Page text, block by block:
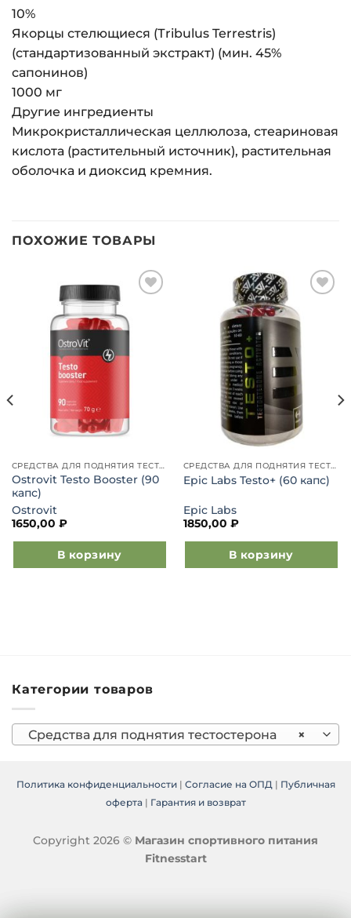
10%
Якорцы стелющиеся (Тribulus Terrestris)
(стандартизованный экстракт) (мин. 45%
сапонинов)
1000 мг
Другие ингредиенты
Микрокристаллическая целлюлоза, стеариновая
кислота (растительный источник), растительная
оболочка и диоксид кремния.
ПОХОЖИЕ ТОВАРЫ
Добавить
в список
желаний
СРЕДСТВА ДЛЯ ПОДНЯТИЯ ТЕСТОСТЕРОНА
Ostrovit Testo Booster (90
капс)
Ostrovit
1650,00 ₽
В корзину
Добавить
в список
желаний
СРЕДСТВА ДЛЯ ПОДНЯТИЯ ТЕСТОСТЕРОНА
Epic Labs Testo+ (60 капс)
Epic Labs
1850,00 ₽
В корзину
Категории товаров
×
Средства для поднятия тестостерона
Политика конфиденциальности| Согласие на ОПД | Публичная
оферта | Гарантия и возврат
Copyright 2026 © Магазин спортивного питания
Fitnesstart